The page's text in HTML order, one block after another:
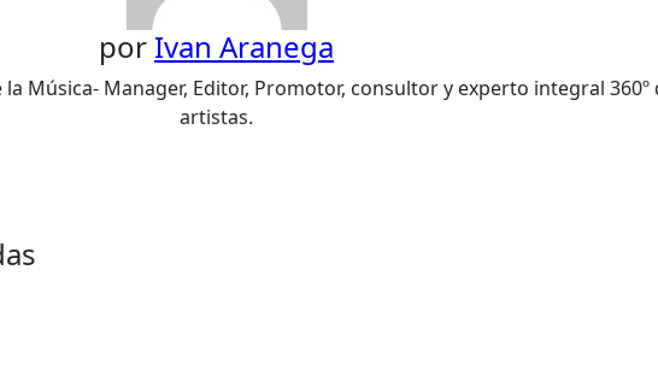
por Ivan Aranega
Música- Manager, Editor, Promotor, consultor y experto integral 360º
artistas.